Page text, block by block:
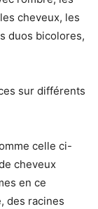
cheveux, les
duos bicolores,
sur différents
celle ci-
cheveux
en ce
des racines